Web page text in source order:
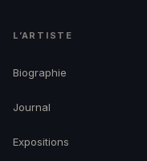
L’ARTISTE
Biographie
Journal
Expositions